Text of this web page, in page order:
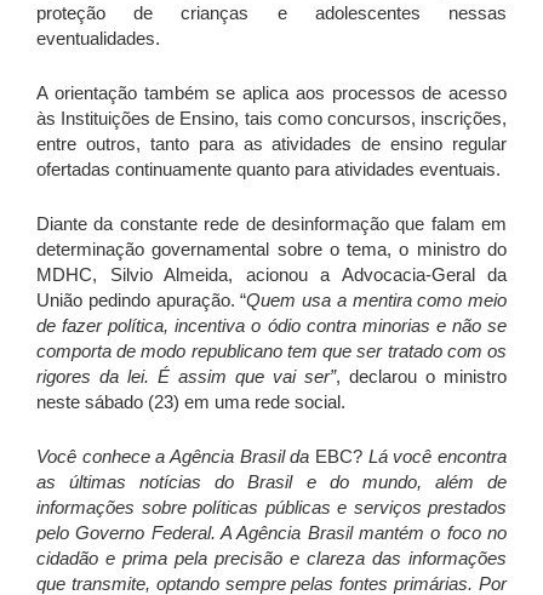
proteção de crianças e adolescentes nessas
eventualidades.
A orientação também se aplica aos processos de acesso
às Instituições de Ensino, tais como concursos, inscrições,
entre outros, tanto para as atividades de ensino regular
ofertadas continuamente quanto para atividades eventuais.
Diante da constante rede de desinformação que falam em
determinação governamental sobre o tema, o ministro do
MDHC, Silvio Almeida, acionou a Advocacia-Geral da
União pedindo apuração. “Quem usa a mentira como meio
de fazer política, incentiva o ódio contra minorias e não se
comporta de modo republicano tem que ser tratado com os
rigores da lei. É assim que vai ser”, declarou o ministro
neste sábado (23) em uma rede social.
Você conhece a Agência Brasil da EBC? Lá você encontra
as últimas notícias do Brasil e do mundo, além de
informações sobre políticas públicas e serviços prestados
pelo Governo Federal. A Agência Brasil mantém o foco no
cidadão e prima pela precisão e clareza das informações
que transmite, optando sempre pelas fontes primárias. Por